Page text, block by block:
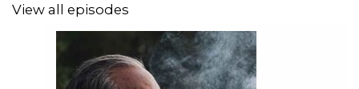
Vi taler om kvindekroppen og kvindehjernen ud fra et
helhedsorienteret perspektiv, hvor hormoner,
nervesystem, identitet, relationer og følelsesliv hænger
tæt sammen.
View all episodes